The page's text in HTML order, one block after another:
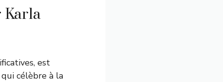
Karla
est
célèbre à la